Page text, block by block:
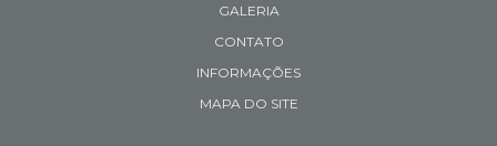
GALERIA
CONTATO
INFORMAÇÕES
MAPA DO SITE